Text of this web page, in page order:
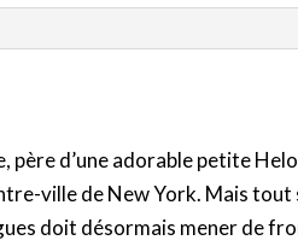
père d’une adorable petite
ville de New York. Mais tout
doit désormais mener de